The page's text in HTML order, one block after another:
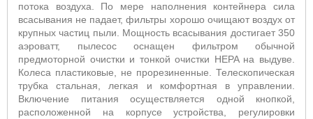
потока воздуха. По мере наполнения контейнера сила
всасывания не падает, фильтры хорошо очищают воздух от
крупных частиц пыли. Мощность всасывания достигает 350
аэроватт, пылесос оснащен фильтром обычной
предмоторной очистки и тонкой очистки HEPA на выдуве.
Колеса пластиковые, не прорезиненные. Телескопическая
трубка стальная, легкая и комфортная в управлении.
Включение питания осуществляется одной кнопкой,
расположенной на корпусе устройства, регулировки